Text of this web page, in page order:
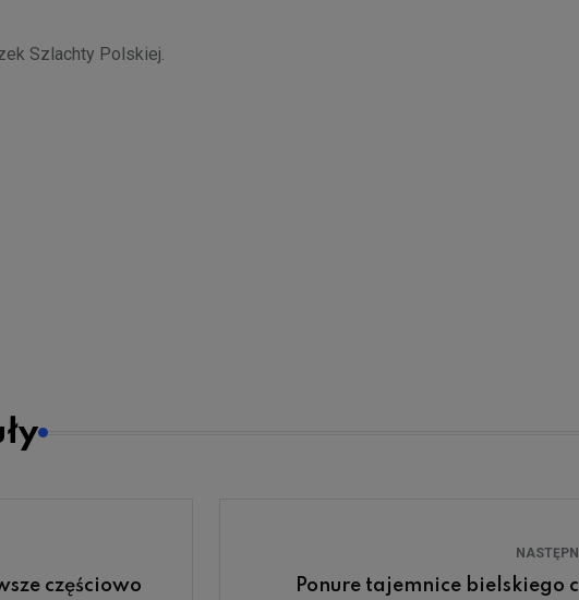
Szlachty Polskiej.
częściowo
Ponure tajemnice bielskiego